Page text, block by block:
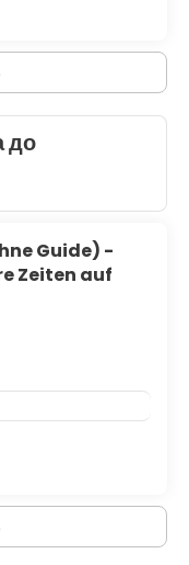
до
Guide) -
Zeiten auf